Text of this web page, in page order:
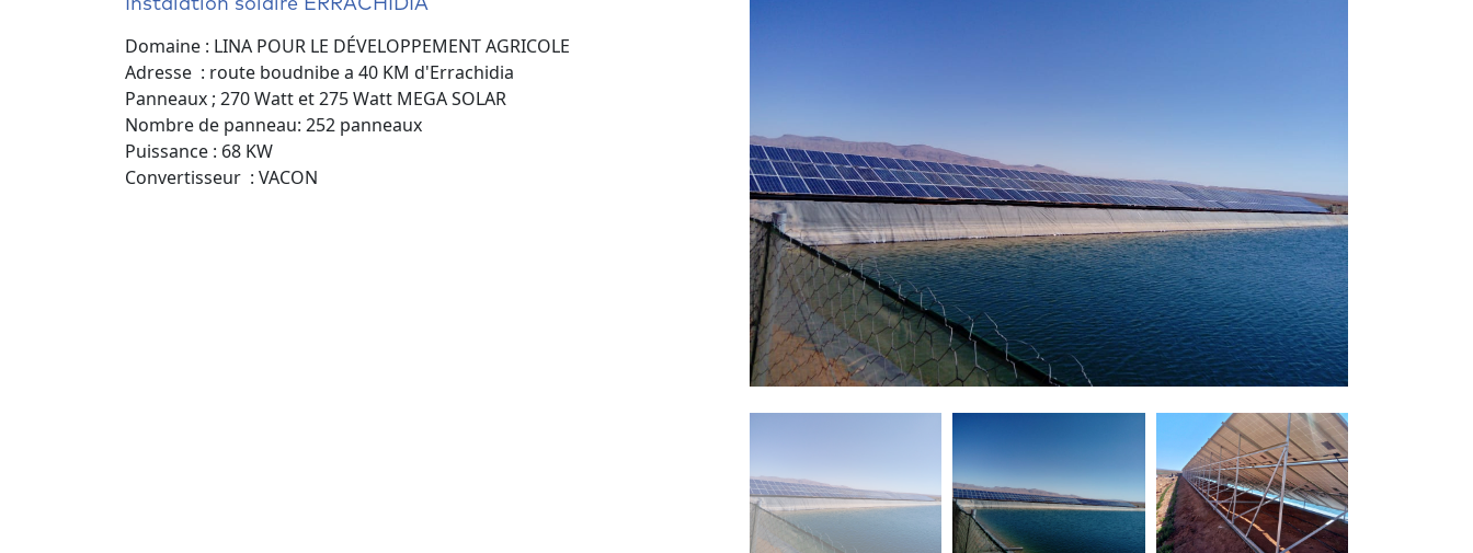
Instalation solaire ERRACHIDIA
Domaine : LINA POUR LE DÉVELOPPEMENT AGRICOLE
Adresse : route boudnibe a 40 KM d'Errachidia
Panneaux ; 270 Watt et 275 Watt MEGA SOLAR
Nombre de panneau: 252 panneaux
Puissance : 68 KW
Convertisseur : VACON